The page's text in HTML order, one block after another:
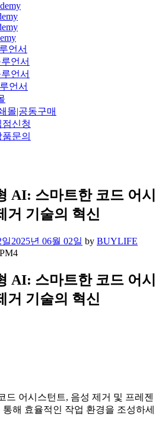
언서
언서
언서
언서
몰|공동구매
점신청
문의
AI: 스마트한 코드 어시
거 기술의 혁신
2025년 06월 02일 by BUYLIFE
AI: 스마트한 코드 어시
거 기술의 혁신
어시스턴트, 음성 제거 및 프레젠
해 효율적인 작업 환경을 조성하세